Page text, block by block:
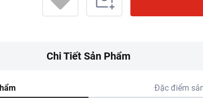
Chi Tiết Sản Phẩm
Đặc điểm